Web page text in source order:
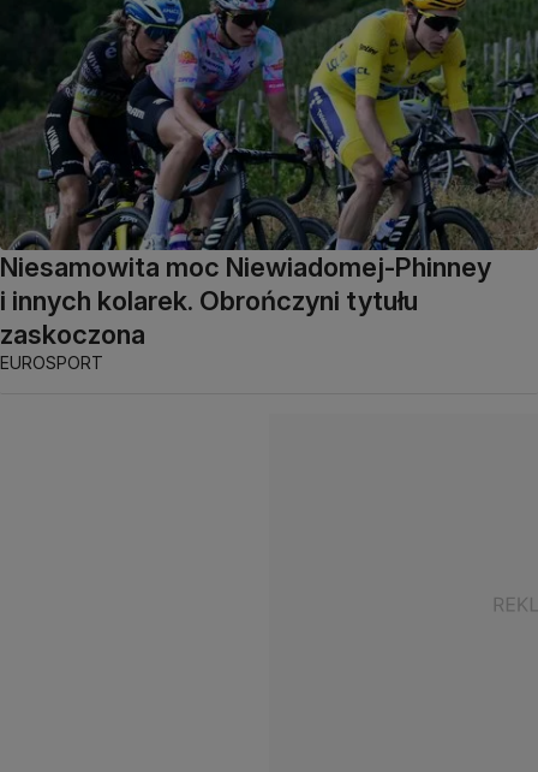
Niesamowita moc Niewiadomej-Phinney
i innych kolarek. Obrończyni tytułu
zaskoczona
EUROSPORT